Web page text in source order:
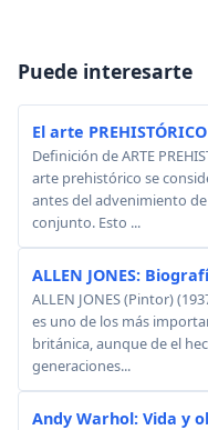
Puede interesarte
El arte PREHISTÓRICO
Definición de ARTE
arte prehistórico se
antes del advenimiento
conjunto. Esto ...
ALLEN JONES:
ALLEN JONES (Pintor)
es uno de los más
británica, aunque de el
generaciones...
Andy Warhol: Vida y